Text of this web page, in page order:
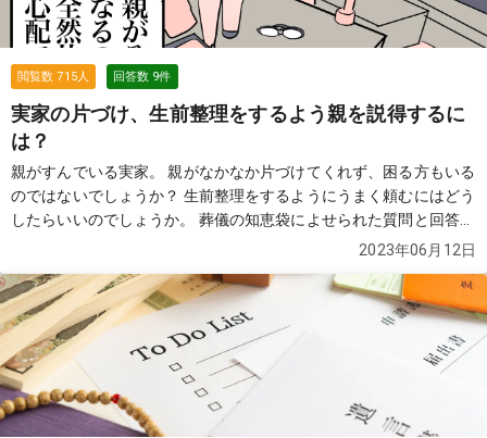
閲覧数715人 回答数 9件
実家の片づけ、生前整理をするよう親を説得するに
は？
親がすんでいる実家。 親がなかなか片づけてくれず、困る方もいる
のではないでしょうか？ 生前整理をするようにうまく頼むにはどう
したらいいのでしょうか。 葬儀の知恵袋によせられた質問と回答か
2023年06月12日